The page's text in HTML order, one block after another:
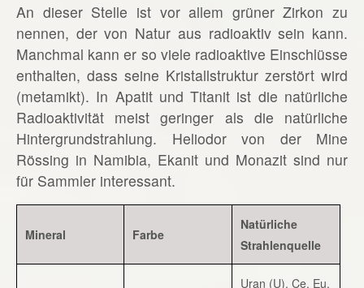
An dieser Stelle ist vor allem grüner Zirkon zu
nennen, der von Natur aus radioaktiv sein kann.
Manchmal kann er so viele radioaktive Einschlüsse
enthalten, dass seine Kristallstruktur zerstört wird
(metamikt). In Apatit und Titanit ist die natürliche
Radioaktivität meist geringer als die natürliche
Hintergrundstrahlung. Heliodor von der Mine
Rössing in Namibia, Ekanit und Monazit sind nur
für Sammler interessant.
Mineral Farbe
Natürliche
Strahlenquelle
Uran (U), Ce, Eu,